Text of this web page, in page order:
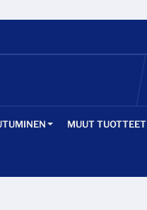
MUUT TUOTTEET